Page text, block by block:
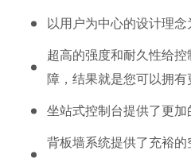
以用户为中心的设计理
超高的强度和耐久性给
障，结果就是您可以拥有
坐站式控制台提供了更
背板墙系统提供了充裕